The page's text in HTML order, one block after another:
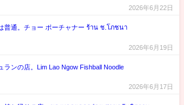
2026年6月22日
2026年6月19日
普通。チョー ポーチャナー ร้าน ช.โภชนา
2026年6月17日
ランの店。Lim Lao Ngow Fishball Noodle